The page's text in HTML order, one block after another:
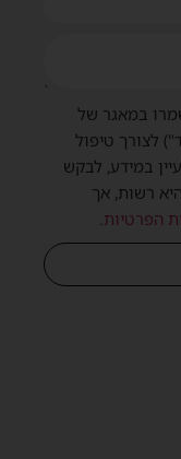
במאגר של
לצורך טיפול
במידע, לבקש
רשות, אך
הפרטיות.